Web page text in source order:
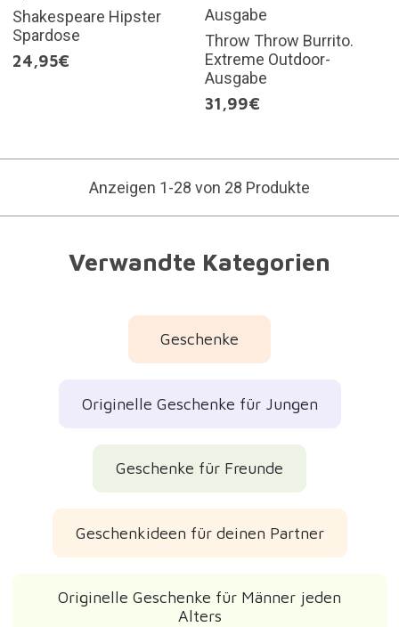
Shakespeare Hipster
Spardose
24,95€
Throw Throw Burrito.
Extreme Outdoor-
Ausgabe
31,99€
Anzeigen 1-28 von 28 Produkte
Verwandte Kategorien
Geschenke
Originelle Geschenke für Jungen
Geschenke für Freunde
Geschenkideen für deinen Partner
Originelle Geschenke für Männer jeden
Alters